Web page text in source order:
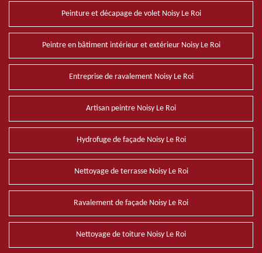
Peinture et décapage de volet Noisy Le Roi
Peintre en bâtiment intérieur et extérieur Noisy Le Roi
Entreprise de ravalement Noisy Le Roi
Artisan peintre Noisy Le Roi
Hydrofuge de façade Noisy Le Roi
Nettoyage de terrasse Noisy Le Roi
Ravalement de façade Noisy Le Roi
Nettoyage de toiture Noisy Le Roi